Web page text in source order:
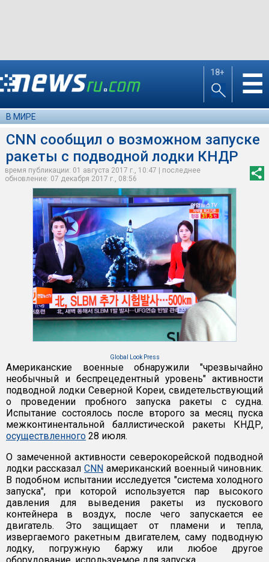
18+ ☰
В МИРЕ
CNN сообщил о возможном запуске
ракеты с подводной лодки КНДР
время публикации: 01 августа 2017 г., 10:47 | последнее
обновление: 07 декабря 2017 г., 08:56
Global Look Press
Американские военные обнаружили "чрезвычайно
необычный и беспрецедентный уровень" активности
подводной лодки Северной Кореи, свидетельствующий
о проведении пробного запуска ракеты с судна.
Испытание состоялось после второго за месяц пуска
межконтинентальной баллистической ракеты КНДР,
осуществленного 28 июля.
О замеченной активности северокорейской подводной
лодки рассказал CNN американский военный чиновник.
В подобном испытании исследуется "система холодного
запуска", при которой используется пар высокого
давления для выведения ракеты из пускового
контейнера в воздух, после чего запускается ее
двигатель. Это защищает от пламени и тепла,
извергаемого ракетным двигателем, саму подводную
лодку, погружную баржу или любое другое
оборудование, используемое для запуска.